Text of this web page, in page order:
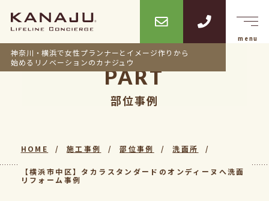
神奈川・横浜で女性プランナーとイメージ作りから
始めるリノベーションのカナジュウ
PART
部位事例
HOME 施工事例 部位事例 洗面所
【横浜市中区】タカラスタンダードのオンディーヌへ洗面
リフォーム事例